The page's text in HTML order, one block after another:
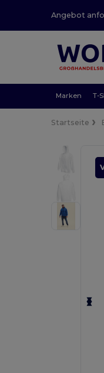
Angebot
Marken T-
Startseite